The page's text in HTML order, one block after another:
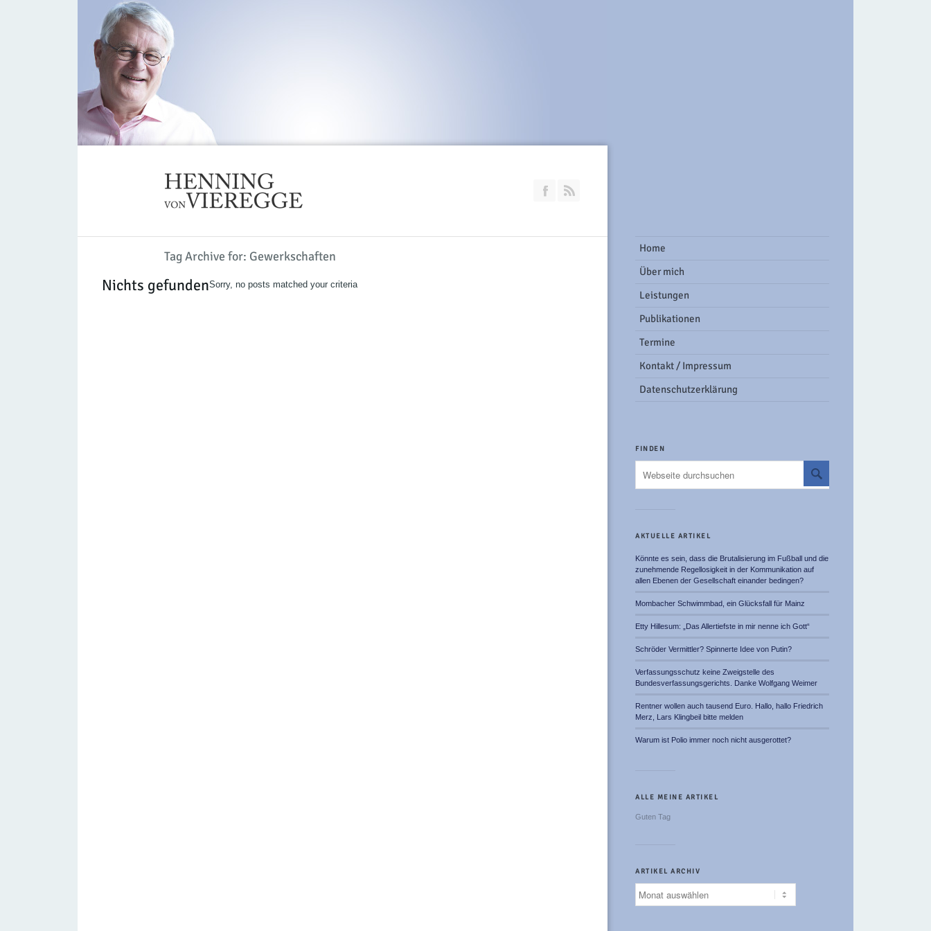
Join our Facebook Group
Tag Archive for: Gewerkschaften
Nichts gefundenSorry, no posts matched your criteria
Home
Über mich
Leistungen
Publikationen
Termine
Kontakt / Impressum
Datenschutzerklärung
FINDEN
AKTUELLE ARTIKEL
Könnte es sein, dass die Brutalisierung im Fußball und die
zunehmende Regellosigkeit in der Kommunikation auf
allen Ebenen der Gesellschaft einander bedingen?
Mombacher Schwimmbad, ein Glücksfall für Mainz
Etty Hillesum: „Das Allertiefste in mir nenne ich Gott“
Schröder Vermittler? Spinnerte Idee von Putin?
Verfassungsschutz keine Zweigstelle des
Bundesverfassungsgerichts. Danke Wolfgang Weimer
Rentner wollen auch tausend Euro. Hallo, hallo Friedrich
Merz, Lars Klingbeil bitte melden
Warum ist Polio immer noch nicht ausgerottet?
ALLE MEINE ARTIKEL
Guten Tag
ARTIKEL ARCHIV
Artikel
Archiv